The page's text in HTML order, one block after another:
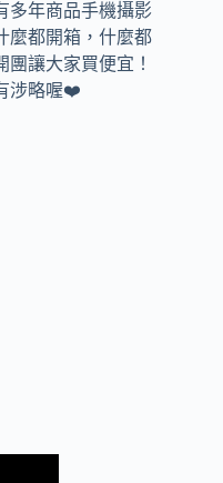
多年商品手機攝影
麼都開箱，什麼都
讓大家買便宜！
涉略喔❤️